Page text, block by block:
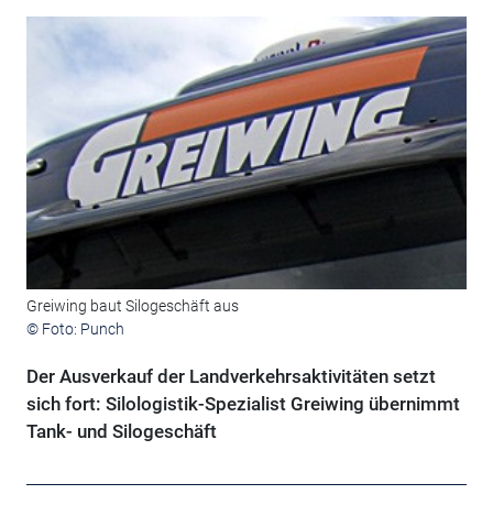
Greiwing baut Silogeschäft aus
© Foto: Punch
Der Ausverkauf der Landverkehrsaktivitäten setzt
sich fort: Silologistik-Spezialist Greiwing übernimmt
Tank- und Silogeschäft